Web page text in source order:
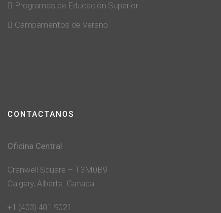
Programas de Educación Superior
Campamentos de Verano
CONTACTANOS
Oficina Central
Cranwell Square – T3M0B9
Calgary, Alberta. Canada
+1 (403) 401 9021